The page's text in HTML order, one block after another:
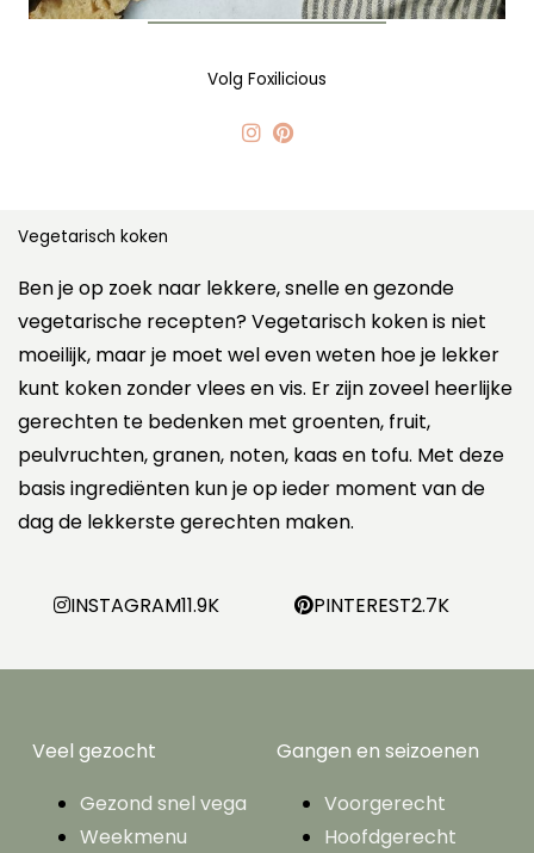
Volg Foxilicious
Vegetarisch koken
Ben je op zoek naar lekkere, snelle en gezonde
vegetarische recepten? Vegetarisch koken is niet
moeilijk, maar je moet wel even weten hoe je lekker
kunt koken zonder vlees en vis. Er zijn zoveel heerlijke
gerechten te bedenken met groenten, fruit,
peulvruchten, granen, noten, kaas en tofu. Met deze
basis ingrediënten kun je op ieder moment van de
dag de lekkerste gerechten maken.
INSTAGRAM11.9K PINTEREST2.7K
Veel gezocht
Gezond snel vega
Weekmenu
Gangen en seizoenen
Voorgerecht
Hoofdgerecht